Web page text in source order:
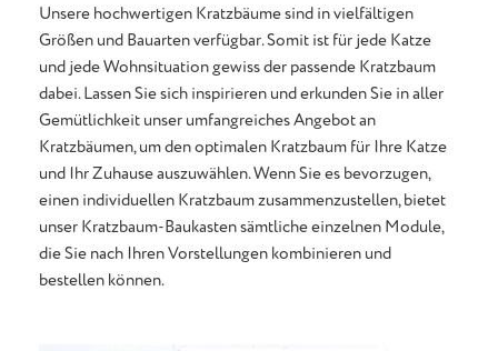
Unsere hochwertigen Kratzbäume sind in vielfältigen
Größen und Bauarten verfügbar. Somit ist für jede Katze
und jede Wohnsituation gewiss der passende Kratzbaum
dabei. Lassen Sie sich inspirieren und erkunden Sie in aller
Gemütlichkeit unser umfangreiches Angebot an
Kratzbäumen, um den optimalen Kratzbaum für Ihre Katze
und Ihr Zuhause auszuwählen. Wenn Sie es bevorzugen,
einen individuellen Kratzbaum zusammenzustellen, bietet
unser Kratzbaum-Baukasten sämtliche einzelnen Module,
die Sie nach Ihren Vorstellungen kombinieren und
bestellen können.